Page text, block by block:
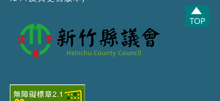
TOP